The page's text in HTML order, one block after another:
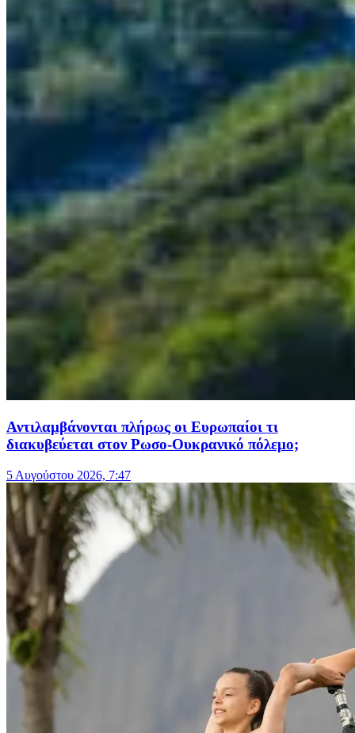
Αντιλαμβάνονται πλήρως οι Ευρωπαίοι τι
διακυβεύεται στον Ρωσο-Ουκρανικό πόλεμο;
5 Αυγούστου 2026, 7:47